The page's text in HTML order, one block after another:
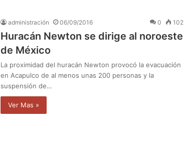
administración 06/09/2016 0 102
Huracán Newton se dirige al noroeste
de México
La proximidad del huracán Newton provocó la evacuación
en Acapulco de al menos unas 200 personas y la
suspensión de…
Ver Mas »